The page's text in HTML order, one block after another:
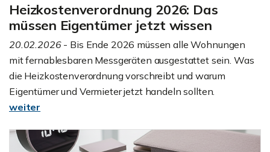
Heizkostenverordnung 2026: Das
müssen Eigentümer jetzt wissen
20.02.2026- Bis Ende 2026 müssen alle Wohnungen
mit fernablesbaren Messgeräten ausgestattet sein. Was
die Heizkostenverordnung vorschreibt und warum
Eigentümer und Vermieter jetzt handeln sollten.
weiter